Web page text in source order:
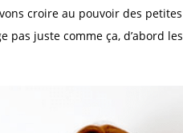
croire au pouvoir des petites
juste comme ça, d’abord